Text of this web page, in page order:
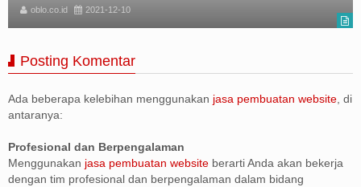
oblo.co.id 2021-12-10
Posting Komentar
Ada beberapa kelebihan menggunakan jasa pembuatan website , di
antaranya:
Profesional dan Berpengalaman
Menggunakan jasa pembuatan website berarti Anda akan bekerja
dengan tim profesional dan berpengalaman dalam bidang